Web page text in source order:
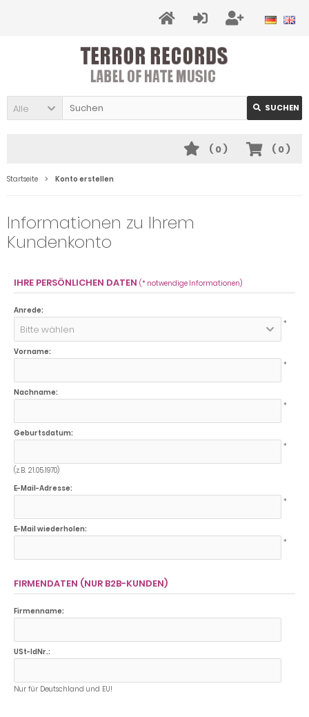
Alle SUCHEN
( 0)
( 0)
Startseite Konto erstellen
Informationen zu Ihrem
Kundenkonto
IHRE PERSÖNLICHEN DATEN (* notwendige Informationen)
Anrede:
Bitte wählen *
Vorname:
*
Nachname:
*
Geburtsdatum:
*
(z.B. 21.05.1970)
E-Mail-Adresse:
*
E-Mail wiederholen:
*
FIRMENDATEN (NUR B2B-KUNDEN)
Firmenname:
USt-IdNr.:
Nur für Deutschland und EU!